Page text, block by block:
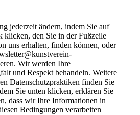
jederzeit ändern, indem Sie auf
klicken, den Sie in der Fußzeile
uns erhalten, finden können, oder
Wir werden Ihre
und Respekt behandeln. Weitere
Datenschutzpraktiken finden Sie
Sie unten klicken, erklären Sie
dass wir Ihre Informationen in
Bedingungen verarbeiten